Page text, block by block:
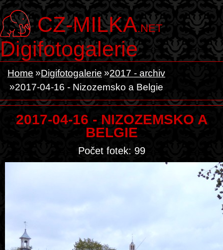
CZ-MILKA.NET
Digifotogalerie
Home Digifotogalerie
2017 - archiv
2017-04-16 - Nizozemsko a Belgie
2017-04-16 - NIZOZEMSKO A
BELGIE
Počet fotek: 99